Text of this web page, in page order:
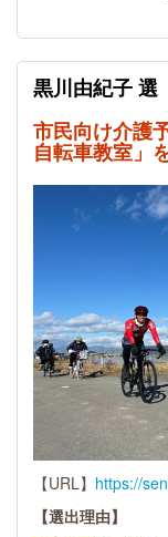
黒川由紀子 選
市民向け介護
自転車教室」
【URL】 https://
【選出理由】